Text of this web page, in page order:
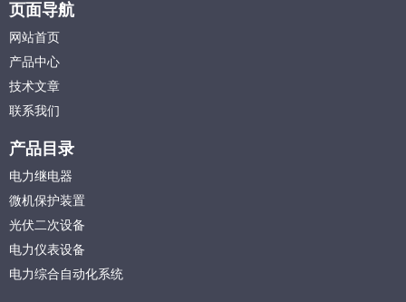
页面导航
网站首页
产品中心
技术文章
联系我们
产品目录
电力继电器
微机保护装置
光伏二次设备
电力仪表设备
电力综合自动化系统